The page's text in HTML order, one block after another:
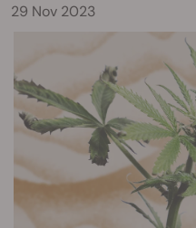
29 Nov 2023